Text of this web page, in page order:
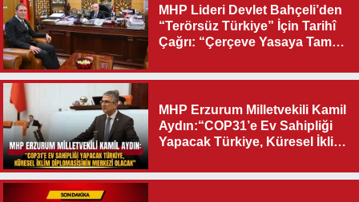
MHP Lideri Devlet Bahçeli’den
“Terörsüz Türkiye” İçin Tarihî
Çağrı: “Çerçeve Yasaya Tam
MHP Erzurum Milletvekili Kamil
Aydın:“COP31’e Ev Sahipliği
Yapacak Türkiye, Küresel İklim
Olacak"